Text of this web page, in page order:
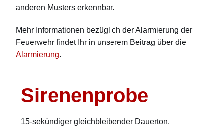
anderen Musters erkennbar.
Mehr Informationen bezüglich der Alarmierung der
Feuerwehr findet Ihr in unserem Beitrag über die
Alarmierung.
Sirenenprobe
15-sekündiger gleichbleibender Dauerton.